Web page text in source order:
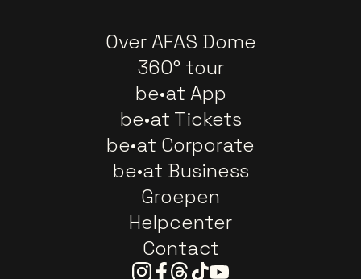
Over AFAS Dome
360° tour
be•at App
be•at Tickets
be•at Corporate
be•at Business
Groepen
Helpcenter
Contact
Instagram
Facebook
Threads
TiktokYoutube